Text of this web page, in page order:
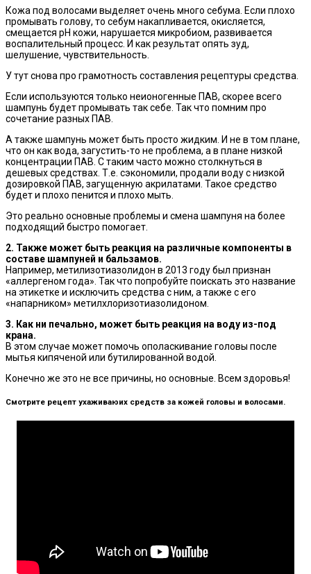
Кожа под волосами выделяет очень много себума. Если плохо
промывать голову, то себум накапливается, окисляется,
смещается рН кожи, нарушается микробиом, развивается
воспалительный процесс. И как результат опять зуд,
шелушение, чувствительность.
У тут снова про грамотность составления рецептуры средства.
Если используются только неионогенные ПАВ, скорее всего
шампунь будет промывать так себе. Так что помним про
сочетание разных ПАВ.
А также шампунь может быть просто жидким. И не в том плане,
что он как вода, загустить-то не проблема, а в плане низкой
концентрации ПАВ. С таким часто можно столкнуться в
дешевых средствах. Т.е. сэкономили, продали воду с низкой
дозировкой ПАВ, загущенную акрилатами. Такое средство
будет и плохо пенится и плохо мыть.
Это реально основные проблемы и смена шампуня на более
подходящий быстро помогает.
2️. Также может быть реакция на различные компоненты в
составе шампуней и бальзамов.
Например, метилизотиазолидон в 2013 году был признан
«аллергеном года». Так что попробуйте поискать это название
на этикетке и исключить средства с ним, а также с его
«напарником» метилхлоризотиазолидоном.
3️. Как ни печально, может быть реакция на воду из-под
крана.
В этом случае может помочь ополаскивание головы после
мытья кипяченой или бутилированной водой.
Конечно же это не все причины, но основные. Всем здоровья!
Смотрите рецепт ухаживаюих средств за кожей головы и волосами.